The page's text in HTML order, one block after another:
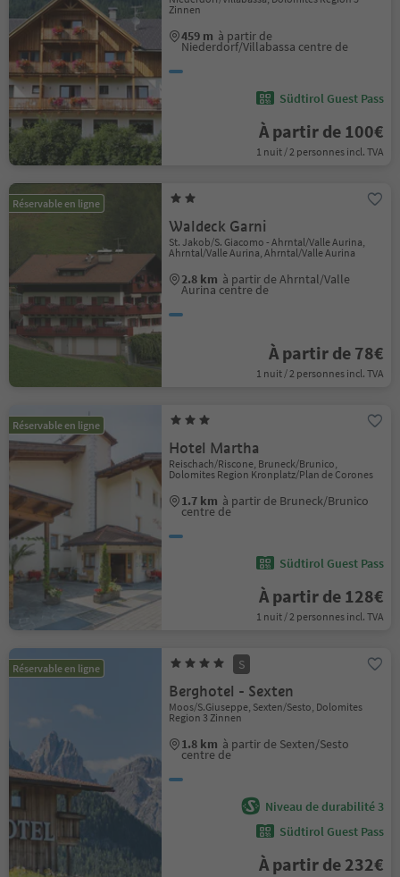
Zinnen
459 m à partir de
Niederdorf/Villabassa centre de
Südtirol Guest Pass
À partir de 100€
1 nuit / 2 personnes incl. TVA
Réservable en ligne
Waldeck Garni
St. Jakob/S. Giacomo - Ahrntal/Valle Aurina,
Ahrntal/Valle Aurina, Ahrntal/Valle Aurina
2.8 km à partir de Ahrntal/Valle
Aurina centre de
À partir de 78€
1 nuit / 2 personnes incl. TVA
Réservable en ligne
Hotel Martha
Reischach/Riscone, Bruneck/Brunico,
Dolomites Region Kronplatz/Plan de Corones
1.7 km à partir de Bruneck/Brunico
centre de
Südtirol Guest Pass
À partir de 128€
1 nuit / 2 personnes incl. TVA
Réservable en ligne S
Berghotel - Sexten
Moos/S.Giuseppe, Sexten/Sesto, Dolomites
Region 3 Zinnen
1.8 km à partir de Sexten/Sesto
centre de
Niveau de durabilité 3
Südtirol Guest Pass
À partir de 232€